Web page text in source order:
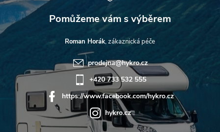
Roman Horák
prodejna@hykro.cz
+420 733 532 555
https://www.facebook.com/hykro.cz
hykro.cz